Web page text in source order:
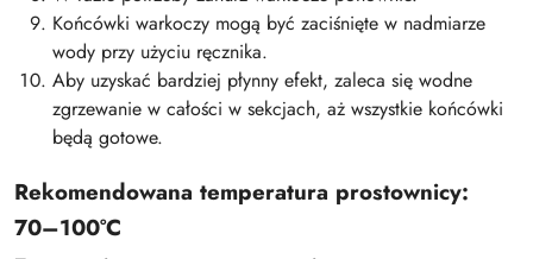
Końcówki warkoczy mogą być zaciśnięte w nadmiarze
wody przy użyciu ręcznika.
Aby uzyskać bardziej płynny efekt, zaleca się wodne
zgrzewanie w całości w sekcjach, aż wszystkie końcówki
będą gotowe.
Rekomendowana temperatura prostownicy:
70–100°C